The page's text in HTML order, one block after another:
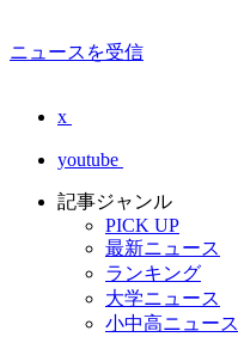
ニュースを受信
x
youtube
記事ジャンル
PICK UP
最新ニュース
ランキング
大学ニュース
小中高ニュース